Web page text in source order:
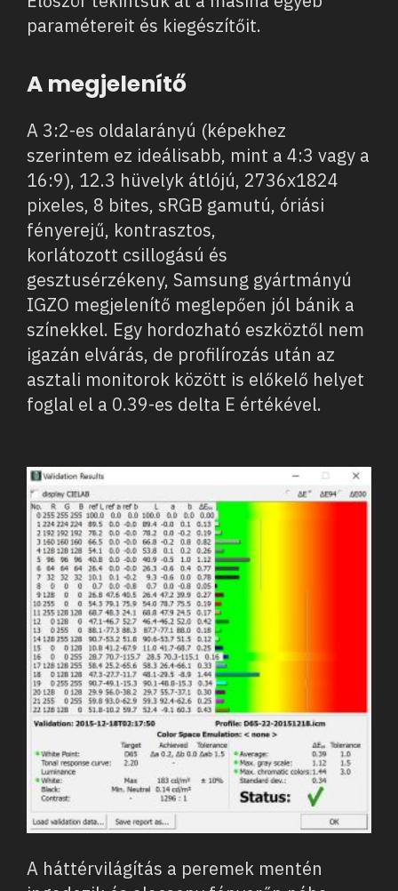
paramétereit és kiegészítőit.
A megjelenítő
A 3:2-es oldalarányú (képekhez
szerintem ez ideálisabb, mint a 4:3 vagy a
16:9), 12.3 hüvelyk átlójú, 2736x1824
pixeles, 8 bites, sRGB gamutú, óriási
fényerejű, kontrasztos,
korlátozott csillogású és
gesztusérzékeny, Samsung gyártmányú
IGZO megjelenítő meglepően jól bánik a
színekkel. Egy hordozható eszköztől nem
igazán elvárás, de profilírozás után az
asztali monitorok között is előkelő helyet
foglal el a 0.39-es delta E értékével.
A háttérvilágítás a peremek mentén